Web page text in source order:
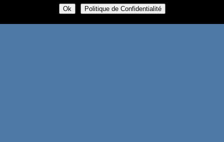
Ok Politique de Confidentialité